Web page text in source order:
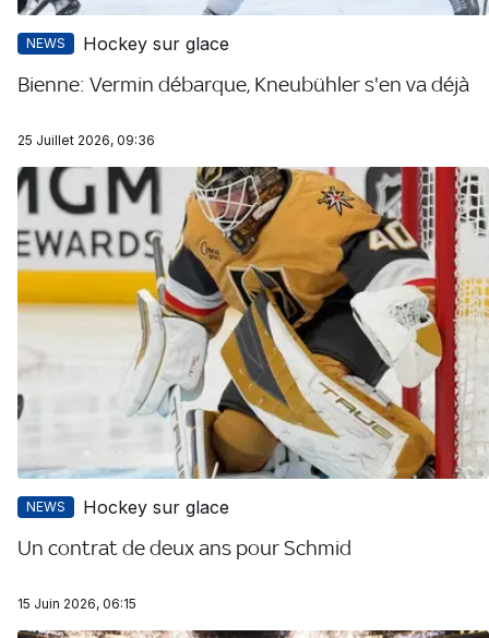
NEWS Hockey sur glace
Bienne: Vermin débarque, Kneubühler s'en va déjà
25 Juillet 2026, 09:36
NEWS Hockey sur glace
Un contrat de deux ans pour Schmid
15 Juin 2026, 06:15